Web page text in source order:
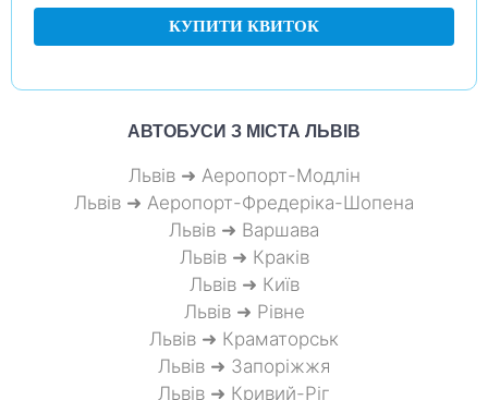
КУПИТИ КВИТОК
АВТОБУСИ З МІСТА ЛЬВІВ
Львів ➜ Аеропорт-Модлін
Львів ➜ Аеропорт-Фредеріка-Шопена
Львів ➜ Варшава
Львів ➜ Краків
Львів ➜ Київ
Львів ➜ Рівне
Львів ➜ Краматорськ
Львів ➜ Запоріжжя
Львів ➜ Кривий-Ріг